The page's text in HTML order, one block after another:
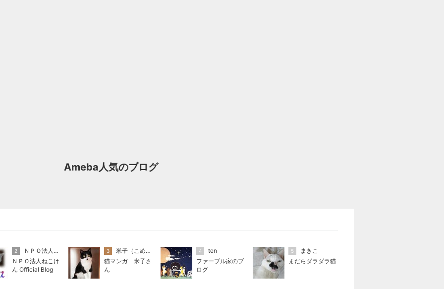
Ameba人気のブログ
2
ＮＰＯ法人ねこけん
ＮＰＯ法人ねこけ
ん Official Blog
3
米子（こめこ）
猫マンガ 米子さ
ん
4
ten
ファーブル家のブ
ログ
5
まきこ
まだらダラダラ猫